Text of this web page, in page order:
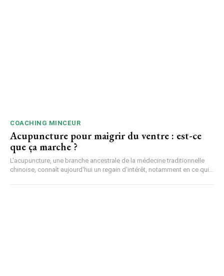
COACHING MINCEUR
Acupuncture pour maigrir du ventre : est-ce
que ça marche ?
L'acupuncture, une branche ancestrale de la médecine traditionnelle
chinoise, connaît aujourd'hui un regain d'intérêt, notamment en ce qui...